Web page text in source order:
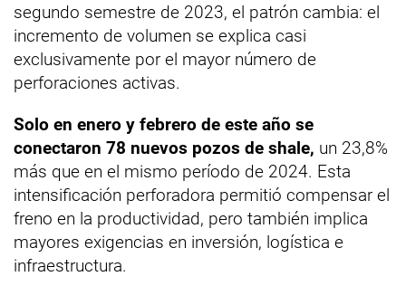
segundo semestre de 2023, el patrón cambia: el
incremento de volumen se explica casi
exclusivamente por el mayor número de
perforaciones activas.
Solo en enero y febrero de este año se
conectaron 78 nuevos pozos de shale, un 23,8%
más que en el mismo período de 2024. Esta
intensificación perforadora permitió compensar el
freno en la productividad, pero también implica
mayores exigencias en inversión, logística e
infraestructura.